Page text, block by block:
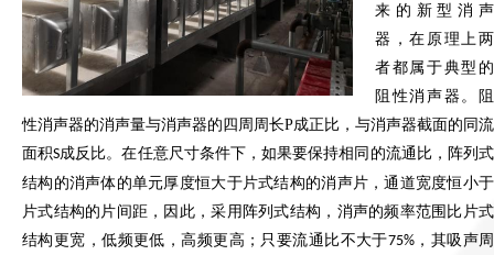
来的新型消声
器，在原理上两
者都属于典型的
阻性消声器。阻
性消声器的消声量与消声器的四周周长P成正比，与消声器截面的同流
面积S成反比。在任意尺寸条件下，如果要保持相同的流通比，阵列式
结构的消声体的单元厚度恒大于片式结构的消声片，通道宽度恒小于
片式结构的片间距，因此，采用阵列式结构，消声的频率范围比片式
结构更宽，低频更低，高频更高 ； 只要流通比不大于75%，其吸声周